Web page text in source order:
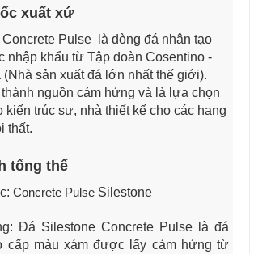
xuất xứ
Pulse ​ là dòng đá nhân tạo
nhập khẩu từ Tập đoàn Cosentino -
(Nhà sản xuất đá lớn nhất thế giới).
nguồn cảm hứng và là lựa chọn
kiến trúc sư, nhà thiết kế cho các hạng
thất.
tổng thể
Concrete Pulse Silestone
Đá Silestone Concrete Pulse là đá
cấp màu xám được lấy cảm hứng từ